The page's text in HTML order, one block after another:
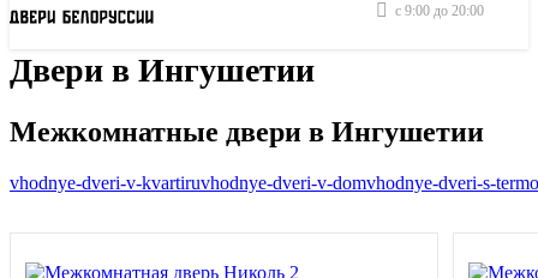
с 9:00 до 20:00
Двери в Ингушетии
Межкомнатные двери в Ингушетии
vhodnye-dveri-v-kvartiruvhodnye-dveri-v-domvhodnye-dveri-s-